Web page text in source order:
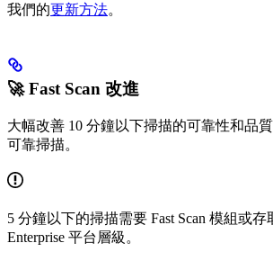
我們的更新方法。
🚀 Fast Scan 改進
大幅改善 10 分鐘以下掃描的可靠性和品
可靠掃描。
5 分鐘以下的掃描需要 Fast Scan 模組或存
Enterprise 平台層級。